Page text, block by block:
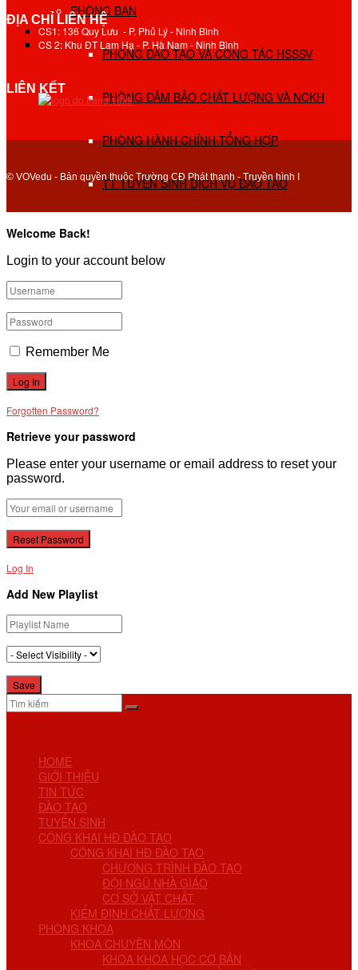
PHÒNG BAN
PHÒNG ĐÀO TẠO VÀ CÔNG TÁC HSSSV
PHÒNG ĐẢM BẢO CHẤT LƯỢNG VÀ NCKH
PHÒNG HÀNH CHÍNH TỔNG HỢP
TT TUYỂN SINH DỊCH VỤ ĐÀO TẠO
NGHIÊN CỨU KHOA HỌC
VĂN BẢN
THƯ VIỆN
ĐỊA CHỈ LIÊN HỆ
CS1: 136 Quy Lưu - P. Phủ Lý - Ninh Bình
CS 2: Khu ĐT Lam Hạ - P. Hà Nam - Ninh Bình
LIÊN KẾT
© VOVedu - Bản quyền thuộc Trường CĐ Phát thanh - Truyền hình I
Welcome Back!
Login to your account below
Remember Me
Forgotten Password?
Retrieve your password
Please enter your username or email address to reset your
password.
Log In
Add New Playlist
HOME
GIỚI THIỆU
TIN TỨC
ĐÀO TẠO
TUYỂN SINH
CÔNG KHAI HĐ ĐÀO TẠO
CÔNG KHAI HĐ ĐÀO TẠO
CHƯƠNG TRÌNH ĐÀO TẠO
ĐỘI NGŨ NHÀ GIÁO
CƠ SỞ VẬT CHẤT
KIỂM ĐỊNH CHẤT LƯỢNG
PHÒNG KHOA
KHOA CHUYÊN MÔN
KHOA KHOA HỌC CƠ BẢN